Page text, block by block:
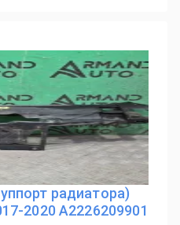
радиатора)
2020 A2226209901